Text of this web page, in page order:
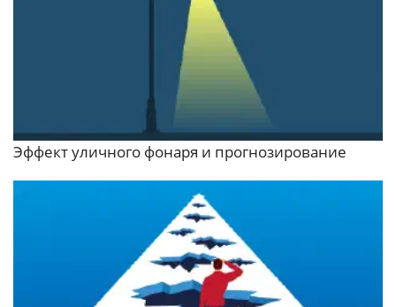
Эффект уличного фонаря и прогнозирование